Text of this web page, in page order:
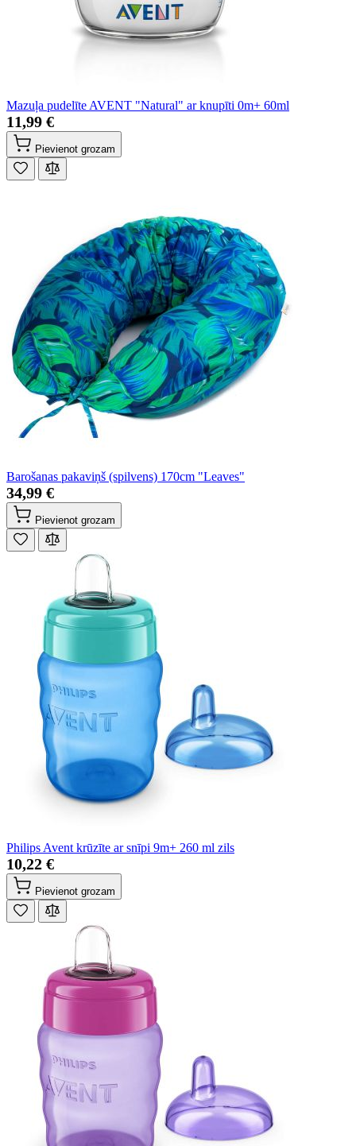
Mazuļa pudelīte AVENT "Natural" ar knupīti 0m+ 60ml
11,99 €
Pievienot grozam
Barošanas pakaviņš (spilvens) 170cm "Leaves"
34,99 €
Pievienot grozam
Philips Avent krūzīte ar snīpi 9m+ 260 ml zils
10,22 €
Pievienot grozam